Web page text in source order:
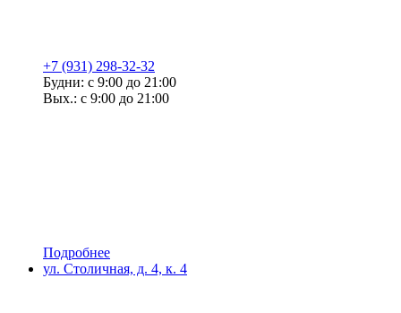
+7 (931) 298-32-32
Будни: с 9:00 до 21:00
Вых.: с 9:00 до 21:00
Подробнее
ул. Столичная, д. 4, к. 4